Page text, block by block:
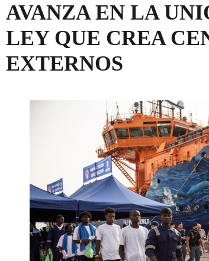
AVANZA EN LA
LEY QUE CREA
EXTERNOS